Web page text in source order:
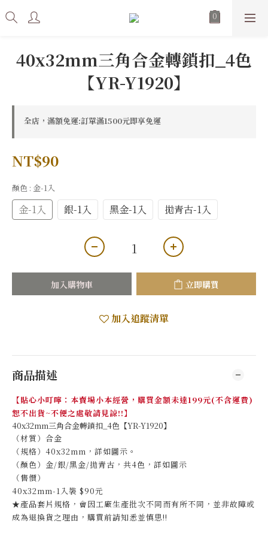
40x32mm三角合金轉鎖扣_4色
【YR-Y1920】
全店，滿額免運:訂單滿1500元即享免運
NT$90
顏色 : 金-1入
金-1入 銀-1入 黑金-1入 拋青古-1入
加入購物車 立即購買
加入追蹤清單
商品描述
【貼心小叮嚀：本賣場小本經營，購買金額未達199元(不含運費)
恕不出貨~不便之處敬請見諒!!】
40x32mm三角合金轉鎖扣_4色【YR-Y1920】
（材質）合金
（規格）40x32mm，詳如圖示。
（顏色）金/銀/黑金/拋青古，共4色，詳如圖示
（售價）
40x32mm-1入裝 $90元
★產品套片規格，會因工廠生產批次不同而有所不同，並非故障或
成為退換貨之理由，購買前請知悉並慎思!!